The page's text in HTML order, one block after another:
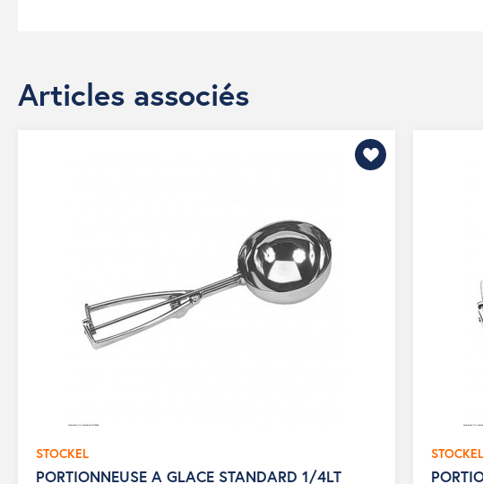
Articles associés
STOCKEL
PORTIONNEUSE A GLACE STANDARD 1/4LT
STOCKEL